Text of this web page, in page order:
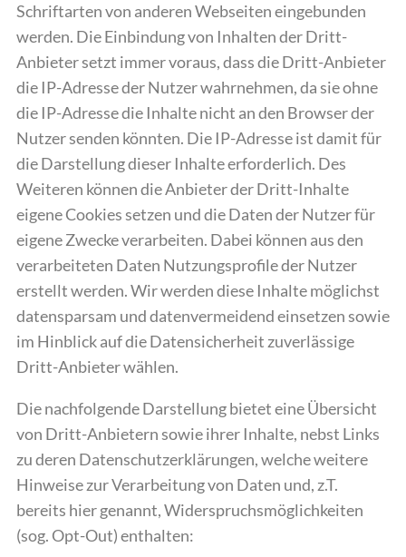
Schriftarten von anderen Webseiten eingebunden
werden. Die Einbindung von Inhalten der Dritt-
Anbieter setzt immer voraus, dass die Dritt-Anbieter
die IP-Adresse der Nutzer wahrnehmen, da sie ohne
die IP-Adresse die Inhalte nicht an den Browser der
Nutzer senden könnten. Die IP-Adresse ist damit für
die Darstellung dieser Inhalte erforderlich. Des
Weiteren können die Anbieter der Dritt-Inhalte
eigene Cookies setzen und die Daten der Nutzer für
eigene Zwecke verarbeiten. Dabei können aus den
verarbeiteten Daten Nutzungsprofile der Nutzer
erstellt werden. Wir werden diese Inhalte möglichst
datensparsam und datenvermeidend einsetzen sowie
im Hinblick auf die Datensicherheit zuverlässige
Dritt-Anbieter wählen.
Die nachfolgende Darstellung bietet eine Übersicht
von Dritt-Anbietern sowie ihrer Inhalte, nebst Links
zu deren Datenschutzerklärungen, welche weitere
Hinweise zur Verarbeitung von Daten und, z.T.
bereits hier genannt, Widerspruchsmöglichkeiten
(sog. Opt-Out) enthalten: